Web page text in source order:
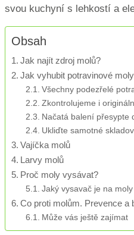
svou kuchyní s lehkostí a
Obsah
Jak najít zdroj molů?
Jak vyhubit potravinové moly
Všechny podezřelé
Zkontrolujeme i
Načatá balení přesypte
Ukliďte samotné
Vajíčka molů
Larvy molů
Proč moly vysávat?
Jaký vysavač je na
Co proti molům. Prevence a
Může vás ještě zajímat